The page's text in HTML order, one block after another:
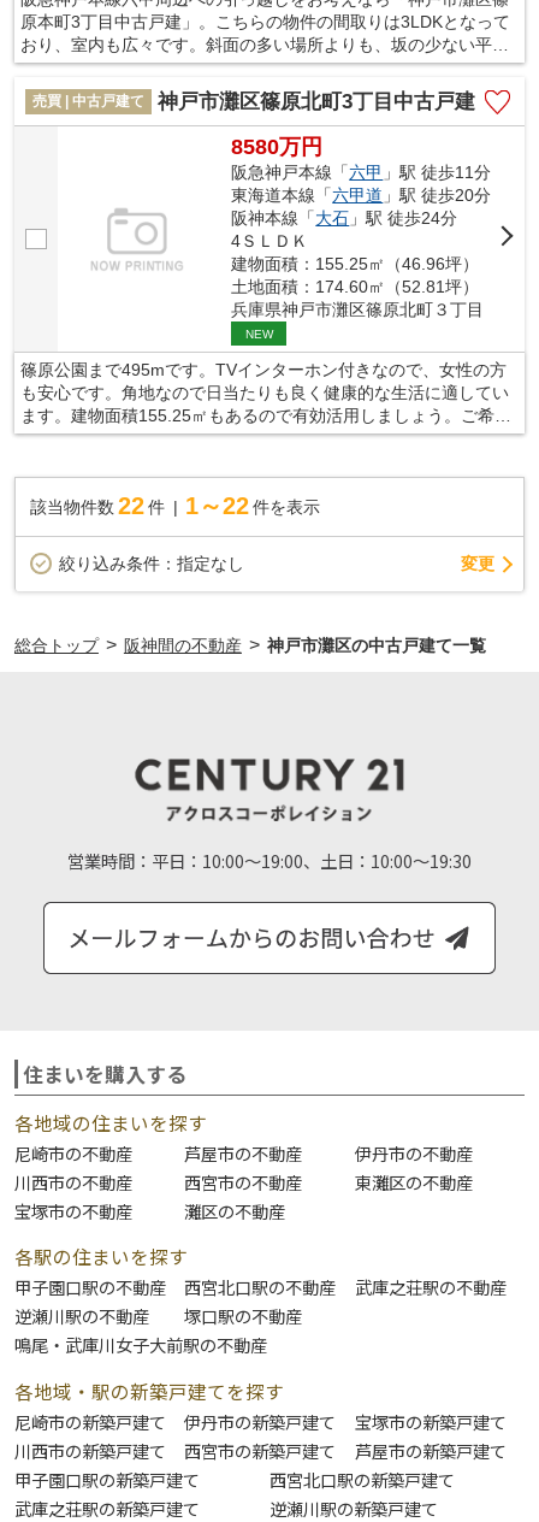
原本町3丁目中古戸建」。こちらの物件の間取りは3LDKとなって
おり、室内も広々です。斜面の多い場所よりも、坂の少ない平坦
地での生活はいかがですか。床暖房付き物件ならば、ヒーターの
ように毎年出し入れするなどの面倒な作業を減らせます。快適な
暮らしを送るためのお住まいを、当社スタッフがお探しいたしま
す。ご希望の条件がお決まりであれば、当社スタッフにお気軽に
売買 | 中古戸建て 神戸市灘区篠原北町3丁目中古戸建
8580万円
阪急神戸本線「六甲 」駅 徒歩11分
東海道本線「六甲道 」駅 徒歩20分
阪神本線「大石 」駅 徒歩24分
4ＳＬＤＫ
建物面積：155.25㎡（46.96坪）
土地面積：174.60㎡（52.81坪）
兵庫県神戸市灘区篠原北町３丁目
NEW
篠原公園まで495mです。TVインターホン付きなので、女性の方
も安心です。角地なので日当たりも良く健康的な生活に適してい
ます。建物面積155.25㎡もあるので有効活用しましょう。ご希望
に沿った一戸建てをご紹介致します。神戸市灘区の阪急神戸本線
せください。
該当物件数 22件 1～22 件を表示
絞り込み条件： 指定なし 変更
総合トップ > 阪神間の不動産 > 神戸市灘区の中古戸建て一覧
営業時間： 平日：10:00～19:00、土日：10:00～19:30
住まいを購入する
各地域の住まいを探す
尼崎市の不動産 芦屋市の不動産
伊丹市の不動産
川西市の不動産
西宮市の不動産
東灘区の不動産
宝塚市の不動産
灘区の不動産
各駅の住まいを探す
甲子園口駅の不動産 西宮北口駅の不動産
武庫之荘駅の不動産
逆瀬川駅の不動産
塚口駅の不動産
鳴尾・武庫川女子大前駅の不動産
各地域・駅の新築戸建てを探す
尼崎市の新築戸建て 伊丹市の新築戸建て
宝塚市の新築戸建て
川西市の新築戸建て
西宮市の新築戸建て
芦屋市の新築戸建て
甲子園口駅の新築戸建て
西宮北口駅の新築戸建て
武庫之荘駅の新築戸建て
逆瀬川駅の新築戸建て